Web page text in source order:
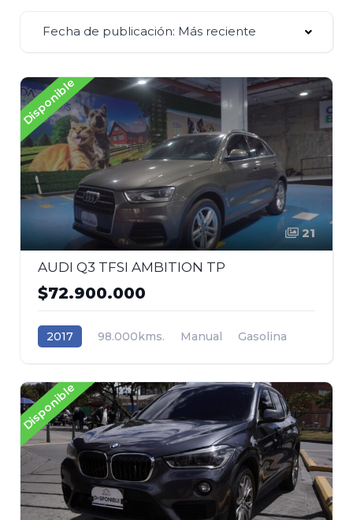
Fecha de publicación: Más reciente
Disponible
21
AUDI Q3 TFSI AMBITION TP
$72.900.000
2017 98.000kms. Manual
Gasolina
Disponible